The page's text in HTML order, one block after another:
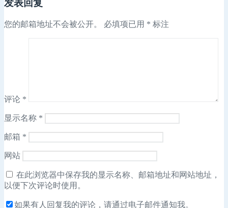
发表回复
您的邮箱地址不会被公开。 必填项已用 * 标注
评论 *
显示名称 *
邮箱 *
网站
在此浏览器中保存我的显示名称、邮箱地址和网站地址，
以便下次评论时使用。
如果有人回复我的评论，请通过电子邮件通知我。